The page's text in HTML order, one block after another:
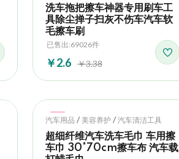
洗车拖把擦车神器专用刷车工
具除尘掸子扫灰不伤车汽车软
毛擦车刷
已售出:69026件
￥2.6 ￥3.38
Hot
汽车用品 / 美容养护 / 汽车清洁工具
超细纤维汽车洗车毛巾 车用擦
车巾 30*70cm擦车布 汽车载